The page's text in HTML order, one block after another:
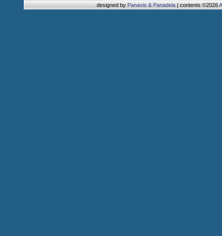
designed byPanavis & Panadela| contents ©2026